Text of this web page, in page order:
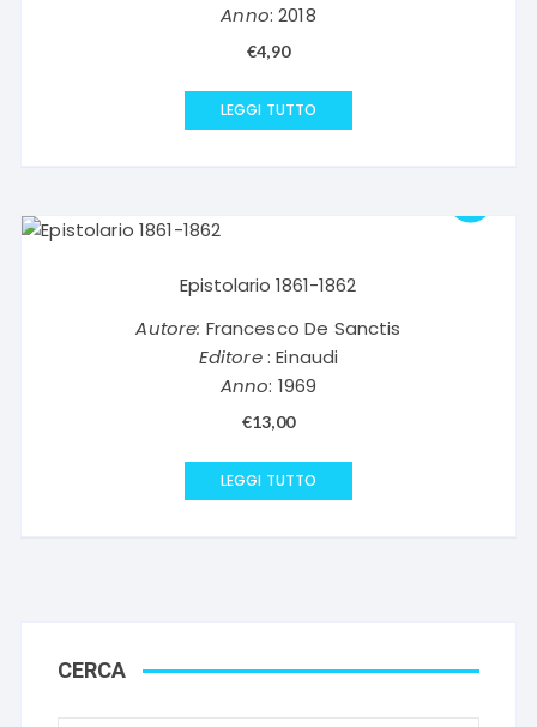
Anno: 2018
€4,90
LEGGI TUTTO
Epistolario 1861-1862
Autore: Francesco De Sanctis
Editore: Einaudi
Anno: 1969
€13,00
LEGGI TUTTO
CERCA